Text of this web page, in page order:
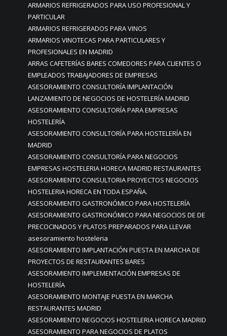
ARMARIOS REFRIGERADOS PARA USO PROFESIONAL Y
PARTICULAR
ARMARIOS REFRIGERADOS PARA VINOS
ARMARIOS VINOTECAS PARA PARTICULARES Y
PROFESIONALES EN MADRID
ARRAS CAFETERÍAS BARES COMEDORES PARA CLIENTES O
EMPLEADOS TRABAJADORES DE EMPRESAS
ASESORAMIENTO CONSULTORÍA IMPLANTACIÓN
LANZAMIENTO DE NEGOCIOS DE HOSTELERÍA MADRID
ASESORAMIENTO CONSULTORÍA PARA EMPRESAS
HOSTELERÍA
ASESORAMIENTO CONSULTORÍA PARA HOSTELERÍA EN
MADRID
ASESORAMIENTO CONSULTORÍA PARA NEGOCIOS
EMPRESAS HOSTELERIA HORECA MADRID RESTAURANTES
ASESORAMIENTO CONSULTORIA PROYECTOS NEGOCIOS
HOSTELERIA HORECA EN TODA ESPAÑA.
ASESORAMIENTO GASTRONÓMICO PARA HOSTELERÍA
ASESORAMIENTO GASTRONÓMICO PARA NEGOCIOS DE DE
PRECOCINADOS Y PLATOS PREPARADOS PARA LLEVAR
asesoramiento hosteleria
ASESORAMIENTO IMPLANTACIÓN PUESTA EN MARCHA DE
PROYECTOS DE RESTAURANTES BARES
ASESORAMIENTO IMPLEMENTACIÓN EMPRESAS DE
HOSTELERÍA
ASESORAMIENTO MONTAJE PUESTA EN MARCHA
RESTAURANTES MADRID
ASESORAMIENTO NEGOCIOS HOSTELERIA HORECA MADRID
ASESORAMIENTO PARA NEGOCIOS DE PLATOS